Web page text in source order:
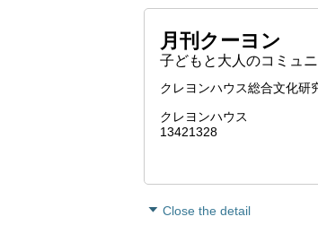
月刊クーヨン
子どもと大人のコミュ
クレヨンハウス総合文化研
クレヨンハウス
13421328
Close the detail